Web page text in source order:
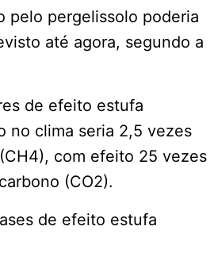
pelo pergelissolo poderia
até agora, segundo a
de efeito estufa
no clima seria 2,5 vezes
com efeito 25 vezes
(CO2).
de efeito estufa